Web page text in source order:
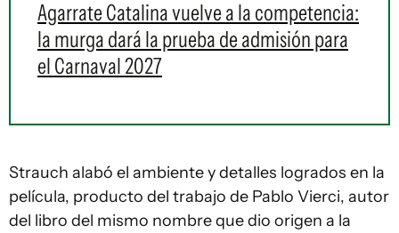
Agarrate Catalina vuelve a la competencia:
la murga dará la prueba de admisión para
el Carnaval 2027
Strauch alabó el ambiente y detalles logrados en la
película, producto del trabajo de Pablo Vierci, autor
del libro del mismo nombre que dio origen a la